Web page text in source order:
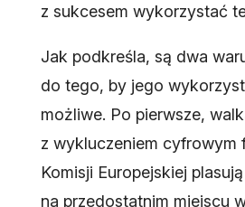
z sukcesem wykorzystać
Jak podkreśla, są dwa
do tego, by jego
możliwe. Po pierwsze,
z wykluczeniem cyfrowym
Komisji Europejskiej
na przedostatnim miejscu